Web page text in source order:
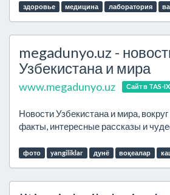
здоровье медицина лаборатория
megadunyo.uz -
Узбекистана и мира
www.megadunyo.uz Сайт в TAS-IX
Новости Узбекистана и мира,
факты, интересные рассказы и
фото yangiliklar дунё воқеалар